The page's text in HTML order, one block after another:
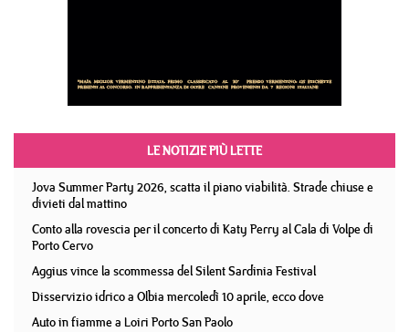
LE NOTIZIE PIÙ LETTE
Jova Summer Party 2026, scatta il piano viabilità. Strade chiuse e
divieti dal mattino
Conto alla rovescia per il concerto di Katy Perry al Cala di Volpe di
Porto Cervo
Aggius vince la scommessa del Silent Sardinia Festival
Disservizio idrico a Olbia mercoledì 10 aprile, ecco dove
Auto in fiamme a Loiri Porto San Paolo